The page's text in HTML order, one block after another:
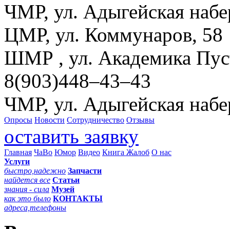
ЧМР, ул. Адыгейская
ЦМР, ул. Коммунаров, 58
ШМР , ул. Академика
8(903)448–43–43
ЧМР, ул. Адыгейская
Опросы Новости Сотрудничество Отзывы
оставить заявку
Главная ЧаВо Юмор Видео Книга Жалоб О нас
Услуги
быстро,надежно Запчасти
найдется все Статьи
знания - сила Музей
как это было КОНТАКТЫ
адреса,телефоны